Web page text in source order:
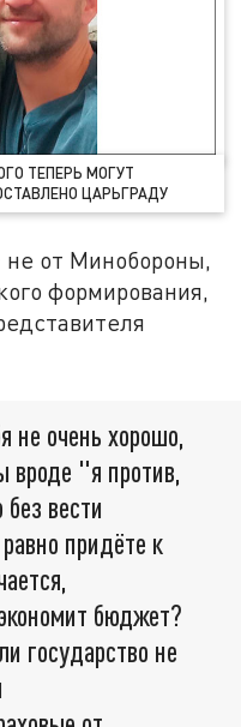
ТЕПЕРЬ МОГУТ
ЦАРЬГРАДУ
от Минобороны,
формирования,
не очень хорошо,
"я против,
вести
придёте к
бюджет?
государство не